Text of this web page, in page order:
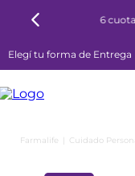
6
Elegí tu forma de Entrega
Cuidado